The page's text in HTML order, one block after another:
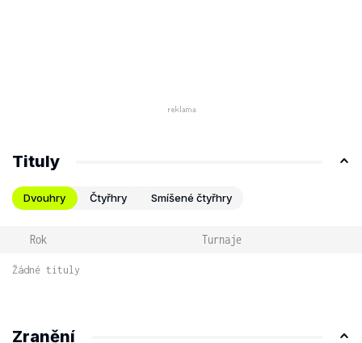
Tituly
Dvouhry Čtyřhry Smíšené čtyřhry
Rok Turnaje
Žádné tituly
Zranění